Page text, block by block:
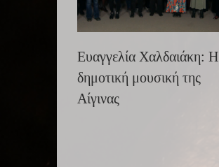
Ευαγγελία Χαλδαιάκη: Η
δημοτική μουσική της
Αίγινας